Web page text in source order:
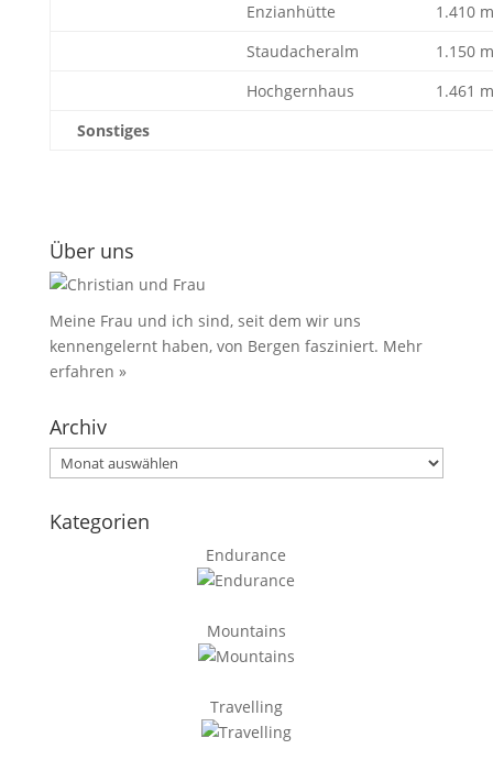
Enzianhütte
1.410 m
Staudacheralm
1.150 m
Hochgernhaus
1.461 m
Sonstiges
Über uns
Meine Frau und ich sind, seit dem wir uns
kennengelernt haben, von Bergen fasziniert. Mehr
erfahren »
Archiv
Archiv
Kategorien
Endurance
Mountains
Travelling